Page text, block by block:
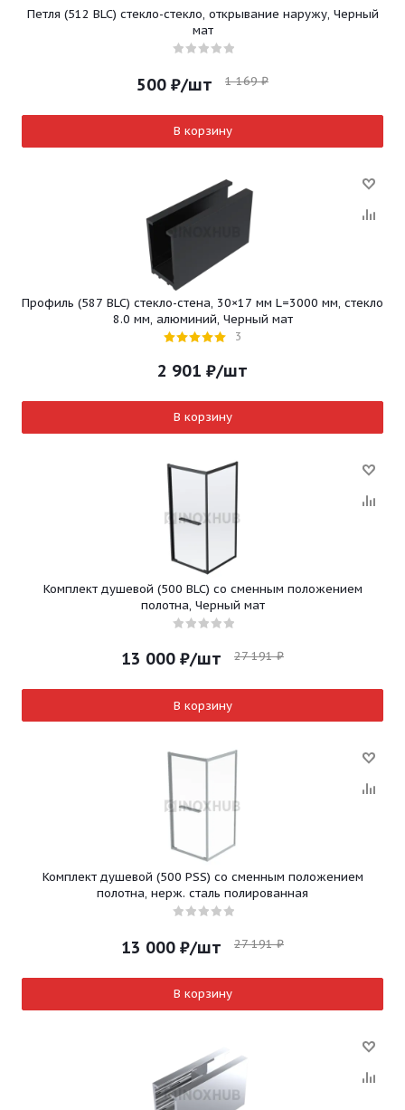
Петля (512 BLC) стекло-стекло, открывание наружу, Черный
мат
500 ₽/шт 1 169₽
В корзину
Профиль (587 BLC) стекло-стена, 30×17 мм L=3000 мм, стекло
8.0 мм, алюминий, Черный мат
3
2 901 ₽/шт
В корзину
Комплект душевой (500 BLC) со сменным положением
полотна, Черный мат
13 000 ₽/шт 27 191₽
В корзину
Комплект душевой (500 PSS) со сменным положением
полотна, нерж. сталь полированная
13 000 ₽/шт 27 191₽
В корзину